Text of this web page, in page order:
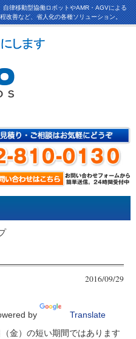
律移動型協働ロボットやAMR・AGVによる
改善など、省人化の各種ソリューション。
2016/09/29
by Translate
金）の短い期間ではあります